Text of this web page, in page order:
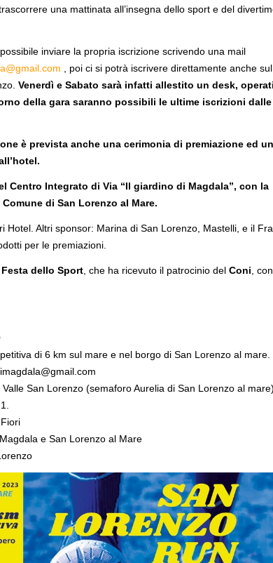
una mattinata all’insegna dello sport e del
inviare la propria iscrizione scrivendo una mail
, poi ci si potrà iscrivere direttamente anche
Venerdì e Sabato sarà infatti allestito un desk,
della gara saranno possibili le ultime iscrizioni dalle
è prevista anche una cerimonia di premiazione ed
Centro Integrato di Via “Il giardino di Magdala”, con la
di San Lorenzo al Mare.
Hotel. Altri sponsor: Marina di San Lorenzo, Mastelli, e il
per le premiazioni.
Festa dello Sport , che ha ricevuto il patrocinio del Coni , con
di 6 km sul mare e nel borgo di San Lorenzo al mare.
San Lorenzo (semaforo Aurelia di San Lorenzo al mare),
e San Lorenzo al Mare